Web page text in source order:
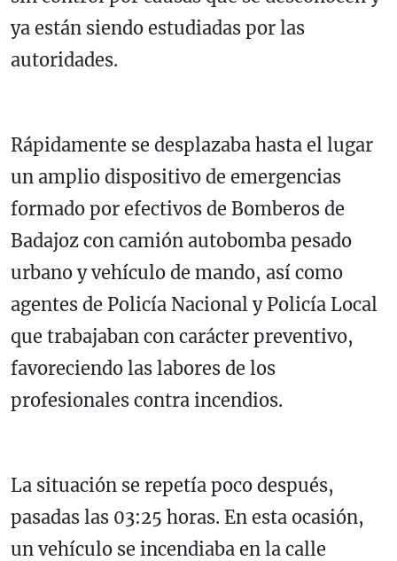
ya están siendo estudiadas por las
autoridades.
Rápidamente se desplazaba hasta el lugar
un amplio dispositivo de emergencias
formado por efectivos de Bomberos de
Badajoz con camión autobomba pesado
urbano y vehículo de mando, así como
agentes de Policía Nacional y Policía Local
que trabajaban con carácter preventivo,
favoreciendo las labores de los
profesionales contra incendios.
La situación se repetía poco después,
pasadas las 03:25 horas. En esta ocasión,
un vehículo se incendiaba en la calle